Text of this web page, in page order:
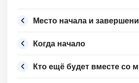
Место начала и
Когда начало
Кто ещё будет вместе со